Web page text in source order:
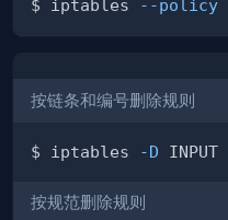
$ iptables
--policy
按链条和编号删除规则
$ iptables -D INPUT
按规范删除规则